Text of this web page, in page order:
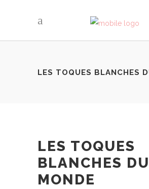
LES TOQUES BLANCHES
LES TOQUES
BLANCHES DU
MONDE